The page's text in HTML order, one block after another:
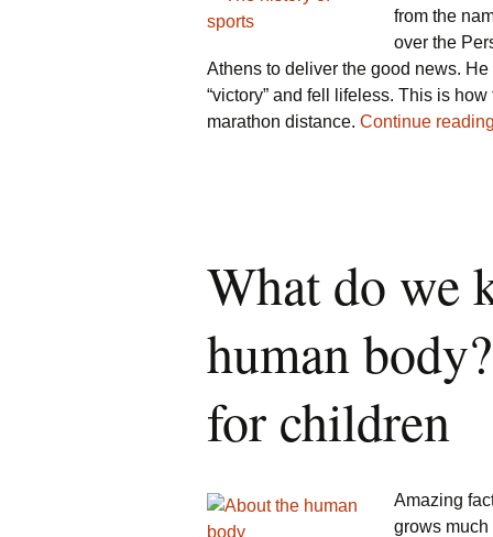
from the
over the
Athens to deliver the good news.
“victory” and fell lifeless. This is
marathon distance. Continue
What do we
human
for children
Amazing
grows much